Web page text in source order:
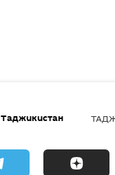
Таджикистан